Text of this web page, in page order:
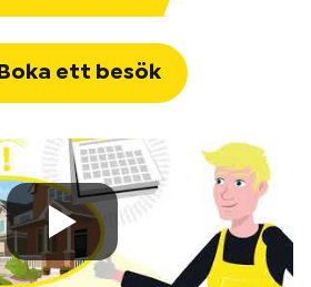
Boka ett besök